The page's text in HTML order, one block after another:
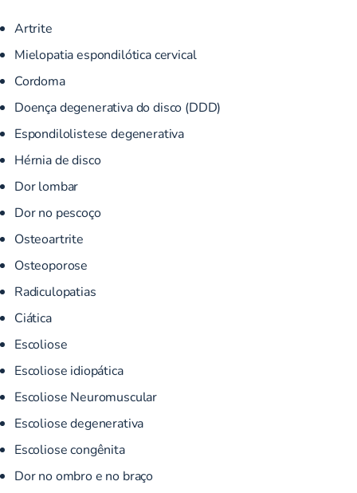
Artrite
Mielopatia espondilótica cervical
Cordoma
Doença degenerativa do disco (DDD)
Espondilolistese degenerativa
Hérnia de disco
Dor lombar
Dor no pescoço
Osteoartrite
Osteoporose
Radiculopatias
Ciática
Escoliose
Escoliose idiopática
Escoliose Neuromuscular
Escoliose degenerativa
Escoliose congênita
Dor no ombro e no braço